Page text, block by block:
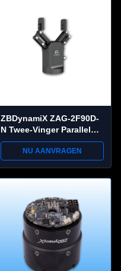
ZBDynamiX ZAG-2F90D-
N Twee-Vinger Parallel
Robotgrijper | 90 mm
Slag, 25 N Grijpkracht,
±0,03 mm
NU AANVRAGEN